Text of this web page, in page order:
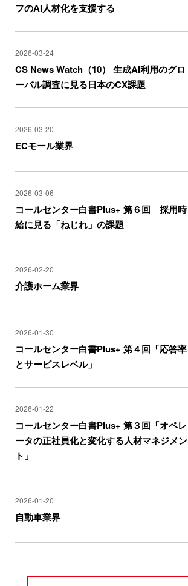
フのAI人材化を支援する
2026-03-24
CS News Watch（10） 生成AI利用のグロ
ーバル調査に見る日本のCX課題
2026-03-20
ECモール業界
2026-03-06
コールセンター白書Plus+ 第６回 採用時
給に見る「ねじれ」の課題
2026-02-20
介護ホーム業界
2026-01-30
コールセンター白書Plus+ 第４回「応答率
とサービスレベル」
2026-01-22
コールセンター白書Plus+ 第３回「オペレ
ータの正社員化と変化する人材マネジメン
ト」
2026-01-20
自動車業界